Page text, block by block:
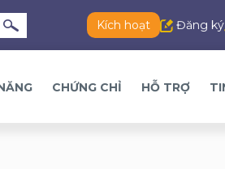
Kích hoạt Đăng ký
CHỨNG CHỈ HỖ TRỢ